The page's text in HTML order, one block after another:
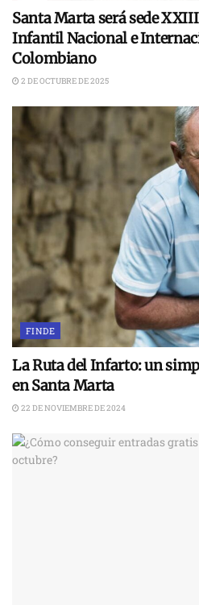
Santa Marta será sede
Infantil Nacional e
Colombiano
2 DE OCTUBRE DE 2025
FINDE
La Ruta del Infarto: un
en Santa Marta
22 DE NOVIEMBRE DE 2024